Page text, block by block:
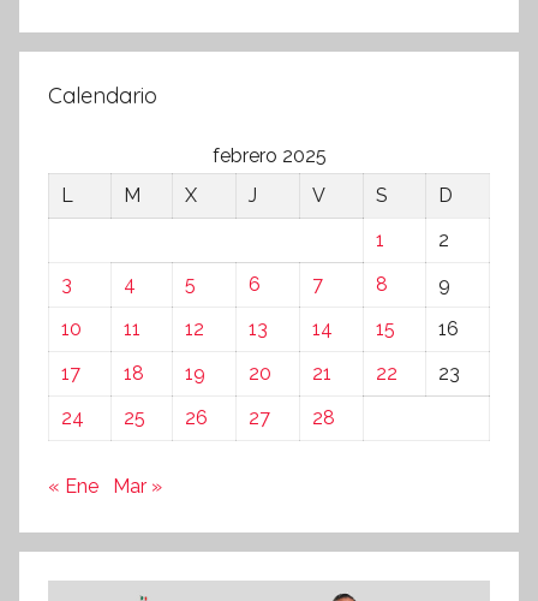
Calendario
febrero 2025
L
M X J V S
D
1
2
3
4 5 6 7 8
9
10
11 12 13 14 15
16
17
18 19 20 21 22
23
24
25 26 27 28
« Ene Mar »